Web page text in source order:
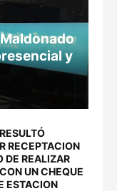
y
RECEPTACION
DE REALIZAR
UN CHEQUE
ESTACION